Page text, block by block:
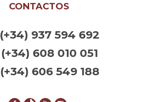
CONTACTOS
(+34) 937 594 692
(+34) 608 010 051
(+34) 606 549 188